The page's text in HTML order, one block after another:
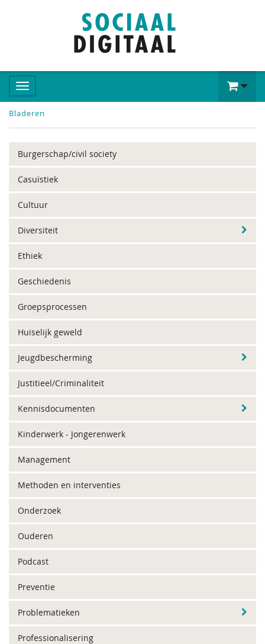
Bladeren
Burgerschap/civil society
Casuïstiek
Cultuur
Diversiteit
Ethiek
Geschiedenis
Groepsprocessen
Huiselijk geweld
Jeugdbescherming
Justitieel/Criminaliteit
Kennisdocumenten
Kinderwerk - Jongerenwerk
Management
Methoden en interventies
Onderzoek
Ouderen
Podcast
Preventie
Problematieken
Professionalisering